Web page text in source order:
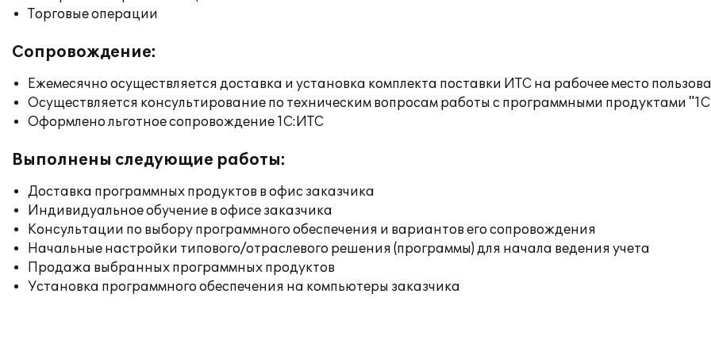
Торговые операции
Сопровождение:
Ежемесячно осуществляется доставка и установка комплекта поставки ИТС на рабочее место
Осуществляется консультирование по техническим вопросам работы с программными продуктами
Оформлено льготное сопровождение 1С:ИТС
Выполнены следующие работы:
Доставка программных продуктов в офис заказчика
Индивидуальное обучение в офисе заказчика
Консультации по выбору программного обеспечения и вариантов его сопровождения
Начальные настройки типового/отраслевого решения (программы) для начала ведения учета
Продажа выбранных программных продуктов
Установка программного обеспечения на компьютеры заказчика